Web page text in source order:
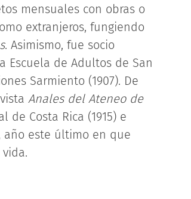
mensuales con obras o
extranjeros, fungiendo
. Asimismo, fue socio
Escuela de Adultos de San
Sarmiento (1907). De
Anales del Ateneo de
de Costa Rica (1915) e
año este último en que